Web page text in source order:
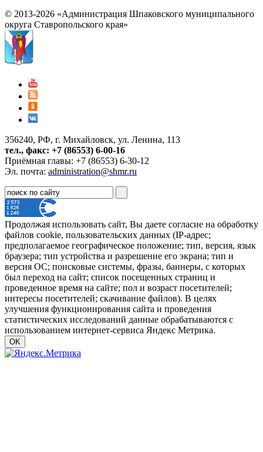
© 2013-2026 «Администрация Шпаковского муниципального
округа Ставропольского края»
356240, РФ, г. Михайловск, ул. Ленина, 113
тел., факс: +7 (86553) 6-00-16
Приёмная главы: +7 (86553) 6-30-12
Эл. почта: administration@shmr.ru
Продолжая использовать сайт, Вы даете согласие на обработку
файлов cookie, пользовательских данных (IP-адрес;
предполагаемое географическое положение; тип, версия, язык
браузера; тип устройства и разрешение его экрана; тип и
версия ОС; поисковые системы, фразы, баннеры, с которых
был переход на сайт; список посещенных страниц и
проведенное время на сайте; пол и возраст посетителей;
интересы посетителей; скачивание файлов). В целях
улучшения функционирования сайта и проведения
статистических исследований данные обрабатываются с
использованием интернет-сервиса Яндекс Метрика.
OK